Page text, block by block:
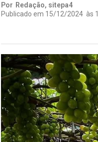
Por Redação, sitepa4
Publicado em 15/12/2024 às